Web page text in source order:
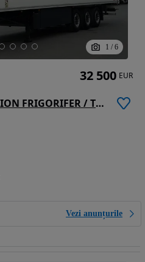
1 / 6
Schmitz Cargobull CAMION FRIGORIFER / TRANSPORT MAXIMA 1300 / AXĂ RIDICATĂ / COȘ PENTRU PALEȚI
Vezi anunțurile
32 500 EUR